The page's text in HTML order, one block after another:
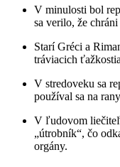
V minulosti bol
sa verilo, že
Starí Gréci a
tráviacich
V stredoveku sa
používal sa na
V ľudovom
„útrobník“, čo
orgány.